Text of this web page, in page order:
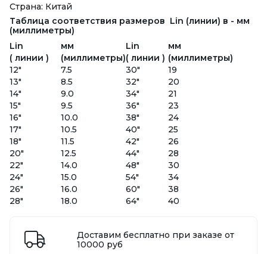
Страна: Китай
Таблица соответствия размеров Lin (линии) в - мм
(миллиметры)
Lin
мм Lin
мм
( линии )
(миллиметры)( линии ) (миллиметры)
12"
7.5 30"
19
13"
8.5 32"
20
14"
9.0 34"
21
15"
9.5 36"
23
16"
10.0 38"
24
17"
10.5 40"
25
18"
11.5 42"
26
20"
12.5 44"
28
22"
14.0 48"
30
24"
15.0 54"
34
26"
16.0 60"
38
28"
18.0 64" 40
Доставим бесплатно при заказе от
10000 руб